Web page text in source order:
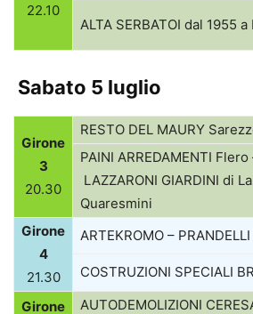
22.10
ALTA SERBATOI dal 1955 a
Sabato 5 luglio
Girone
3
20.30
RESTO DEL MAURY
PAINI ARREDAMENTI Flero
LAZZARONI GIARDINI di
Quaresmini
Girone
4
21.30
ARTEKROMO – PRANDELLI
COSTRUZIONI SPECIALI
Girone AUTODEMOLIZIONI